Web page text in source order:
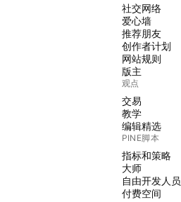
社交网络
爱心墙
推荐朋友
创作者计划
网站规则
版主
观点
交易
教学
编辑精选
PINE脚本
指标和策略
大师
自由开发人员
付费空间